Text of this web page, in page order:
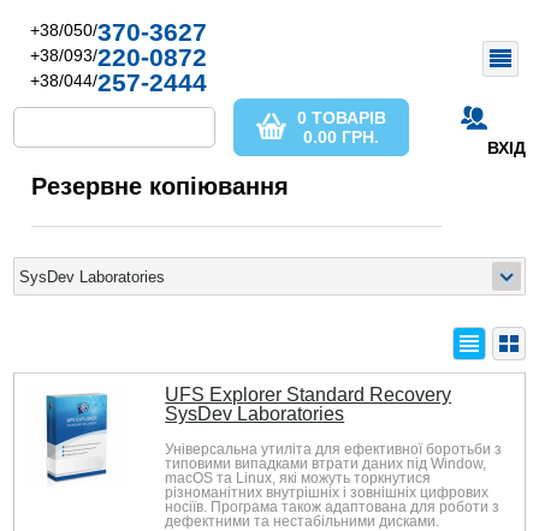
+38/050/370-3627
+38/093/220-0872
+38/044/257-2444
ВХІД
0 ТОВАРІВ
0.00 ГРН.
Резервне копіювання
UFS Explorer Standard Recovery
SysDev Laboratories
Універсальна утиліта для ефективної боротьби з
типовими випадками втрати даних під Window,
macOS та Linux, які можуть торкнутися
різноманітних внутрішніх і зовнішніх цифрових
носіїв. Програма також адаптована для роботи з
дефектними та нестабільними дисками.